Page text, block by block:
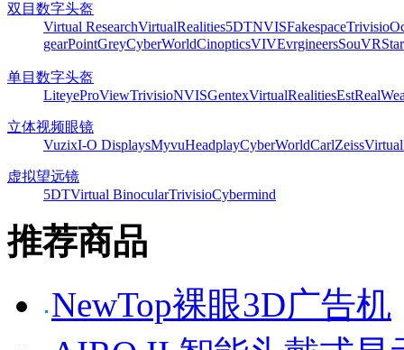
双目数字头盔
Virtual ResearchVirtualRealities5DTNVISFakespaceTrivisio
gearPointGreyCyberWorldCinopticsVIVEvrgineersSouVR
单目数字头盔
LiteyeProViewTrivisioNVISGentexVirtualRealitiesEst
立体视频眼镜
VuzixI-O DisplaysMyvuHeadplayCyberWorldCarlZeiss
虚拟望远镜
5DTVirtual BinocularTrivisioCybermind
推荐商品
NewTop裸眼3D广告机